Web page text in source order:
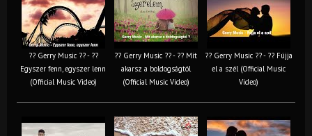
?? Gerry Music ?? - ??
Egyszer fenn, egyszer lenn
(Official Music Video)
?? Gerry Music ?? - ?? Mit
akarsz a boldogságtól
(Official Music Video)
?? Gerry Music ?? - ?? Fújja
el a szél (Official Music
Video)